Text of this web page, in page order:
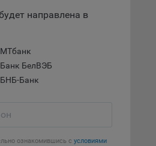
направлена в
МТбанк
Банк БелВЭБ
БНБ-Банк
ознакомившись с условиями